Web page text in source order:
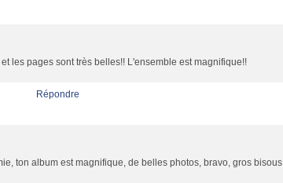
les pages sont très belles!! L'ensemble est magnifique!!
Répondre
ton album est magnifique, de belles photos, bravo, gros bisous